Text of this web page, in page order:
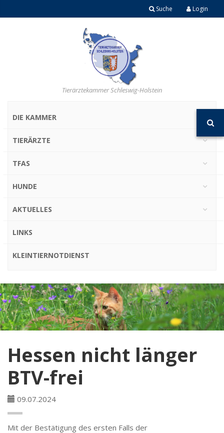
Login
Suche
Tierärztekammer Schleswig-Holstein
DIE KAMMER
TIERÄRZTE
TFAS
HUNDE
AKTUELLES
LINKS
KLEINTIERNOTDIENST
Hessen nicht länger
BTV-frei
09.07.2024
Mit der Bestätigung des ersten Falls der